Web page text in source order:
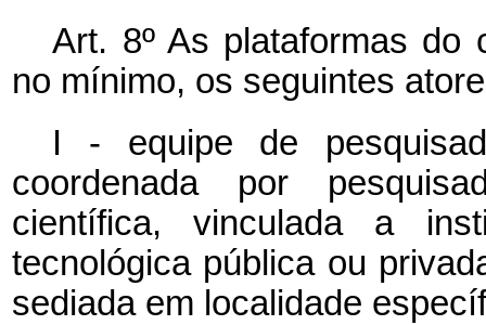
Art. 8º As plataformas do
no mínimo, os seguintes
I - equipe de
coordenada por
científica, vinculada a
tecnológica pública ou
sediada em localidade